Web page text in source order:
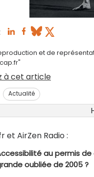
et de
à cet article
Actualité
et AirZen Radio :
au permis de
oubliée de 2005 ?